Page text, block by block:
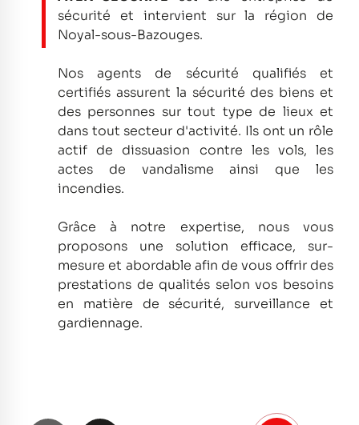
sécurité et intervient sur la région de
Noyal-sous-Bazouges.
Nos agents de sécurité qualifiés et
certifiés assurent la sécurité des biens et
des personnes sur tout type de lieux et
dans tout secteur d'activité. Ils ont un rôle
actif de dissuasion contre les vols, les
actes de vandalisme ainsi que les
incendies.
Grâce à notre expertise, nous vous
proposons une solution efficace, sur-
mesure et abordable afin de vous offrir des
prestations de qualités selon vos besoins
en matière de sécurité, surveillance et
gardiennage.